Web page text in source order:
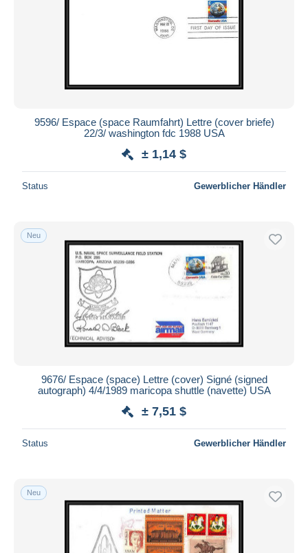
9596/ Espace (space Raumfahrt) Lettre (cover briefe)
22/3/ washington fdc 1988 USA
± 1,14 $
Status Gewerblicher Händler
Neu
9676/ Espace (space) Lettre (cover) Signé (signed
autograph) 4/4/1989 maricopa shuttle (navette) USA
± 7,51 $
Status Gewerblicher Händler
Neu